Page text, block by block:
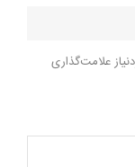
علامت‌گذاری